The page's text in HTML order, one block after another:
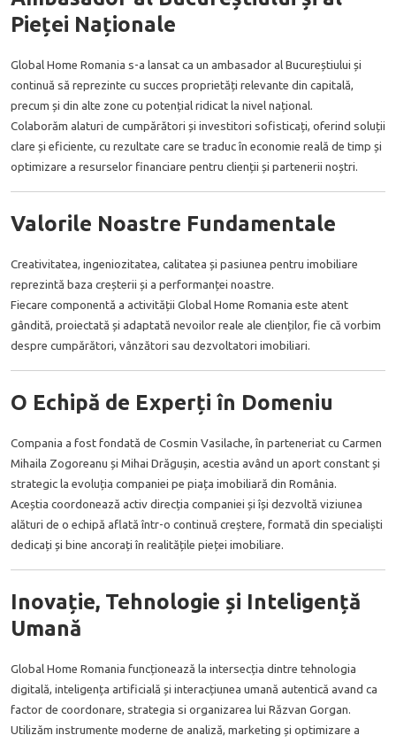
Pieței Naționale
Global Home Romania s-a lansat ca un ambasador al Bucureștiului și
continuă să reprezinte cu succes proprietăți relevante din capitală,
precum și din alte zone cu potențial ridicat la nivel național.
Colaborăm alaturi de cumpărători și investitori sofisticați, oferind soluții
clare și eficiente, cu rezultate care se traduc în economie reală de timp și
optimizare a resurselor financiare pentru clienții și partenerii noștri.
Valorile Noastre Fundamentale
Creativitatea, ingeniozitatea, calitatea și pasiunea pentru imobiliare
reprezintă baza creșterii și a performanței noastre.
Fiecare componentă a activității Global Home Romania este atent
gândită, proiectată și adaptată nevoilor reale ale clienților, fie că vorbim
despre cumpărători, vânzători sau dezvoltatori imobiliari.
O Echipă de Experți în Domeniu
Compania a fost fondată de Cosmin Vasilache, în parteneriat cu Carmen
Mihaila Zogoreanu și Mihai Drăgușin, acestia având un aport constant și
strategic la evoluția companiei pe piața imobiliară din România.
Aceștia coordonează activ direcția companiei și își dezvoltă viziunea
alături de o echipă aflată într-o continuă creștere, formată din specialiști
dedicați și bine ancorați în realitățile pieței imobiliare.
Inovație, Tehnologie și Inteligență
Umană
Global Home Romania funcționează la intersecția dintre tehnologia
digitală, inteligența artificială și interacțiunea umană autentică avand ca
factor de coordonare, strategia si organizarea lui Răzvan Gorgan.
Utilizăm instrumente moderne de analiză, marketing și optimizare a